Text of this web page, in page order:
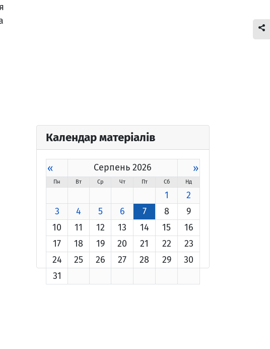
Календар матеріалів
« Серпень 2026 »
Пн Вт Ср Чт Пт Сб Нд
1
2
3
4 5 6 7 8
9
10
11 12 13 14 15
16
17
18 19 20 21 22
23
24
25 26 27 28 29
30
31